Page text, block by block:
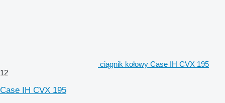
ciągnik kołowy Case IH CVX 195
12
Case IH CVX 195